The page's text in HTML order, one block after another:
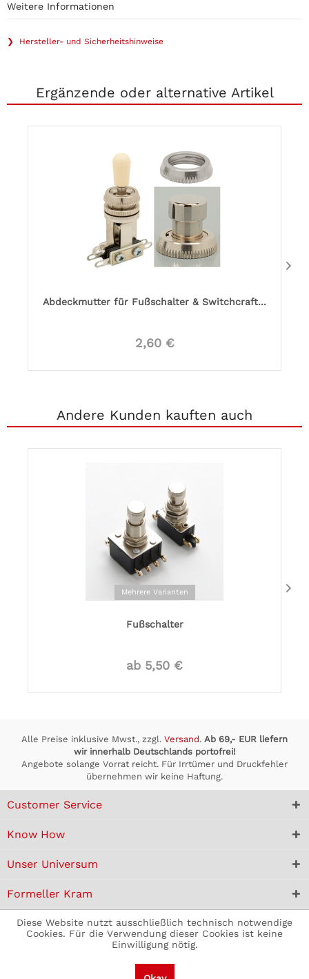
Weitere Informationen
❯ Hersteller- und Sicherheitshinweise
Ergänzende oder alternative Artikel
Abdeckmutter für Fußschalter & Switchcraft...
2,60 €
Andere Kunden kauften auch
Mehrere Varianten
Fußschalter
ab 5,50 €
Alle Preise inklusive Mwst., zzgl. Versand. Ab 69,- EUR liefern
wir innerhalb Deutschlands portofrei!
Angebote solange Vorrat reicht. Für Irrtümer und Druckfehler
übernehmen wir keine Haftung.
Customer Service
Know How
Unser Universum
Formeller Kram
Diese Website nutzt ausschließlich technisch notwendige
Cookies. Für die Verwendung dieser Cookies ist keine
Einwilligung nötig.